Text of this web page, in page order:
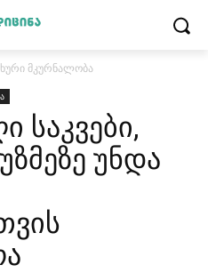
მკურნალობა
საკვები,
უნდა